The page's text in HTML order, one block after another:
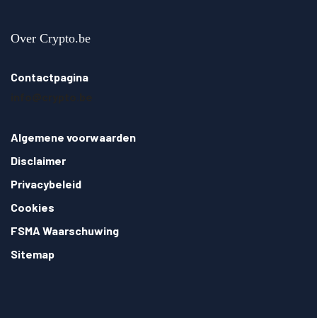
Over Crypto.be
Contactpagina
Algemene voorwaarden
Disclaimer
Privacybeleid
Cookies
FSMA Waarschuwing
Sitemap